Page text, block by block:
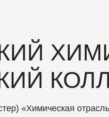
«Химическая